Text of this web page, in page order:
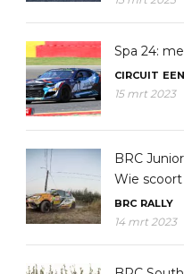
Spa 24:
CIRCUIT
15 mrt 2023
BRC
Wie
BRC RALLY
14 mrt 2023